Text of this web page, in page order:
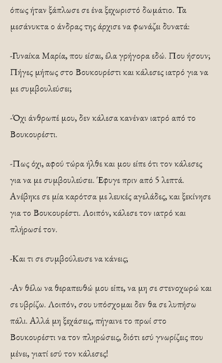
όπως ήταν ξάπλωσε σε ένα ξεχωριστό δωμάτιο. Τα
μεσάνυκτα ο άνδρας της άρχισε να φωνάζει δυνατά:
-Γυναίκα Μαρία, που είσαι, έλα γρήγορα εδώ. Που ήσουν;
Πήγες μήπως στο Βουκουρέστι και κάλεσες ιατρό για να
με συμβουλεύσει;
-Όχι άνθρωπέ μου, δεν κάλεσα κανέναν ιατρό από το
Βουκουρέστι.
-Πως όχι, αφού τώρα ήλθε και μου είπε ότι τον κάλεσες
για να με συμβουλεύσει. Έφυγε πριν από 5 λεπτά.
Ανέβηκε σε μία καρότσα με λευκές αγελάδες, και ξεκίνησε
για το Βουκουρέστι. Λοιπόν, κάλεσε τον ιατρό και
πλήρωσέ τον.
-Και τι σε συμβούλευσε να κάνεις;
-Αν θέλω να θεραπευθώ μου είπε, να μη σε στενοχωρώ και
σε υβρίζω. Λοιπόν, σου υπόσχομαι δεν θα σε λυπήσω
πάλι. Αλλά μη ξεχάσεις, πήγαινε το πρωί στο
Βουκουρέστι να τον πληρώσεις, διότι εσύ γνωρίζεις που
μένει, γιατί εσύ τον κάλεσες!